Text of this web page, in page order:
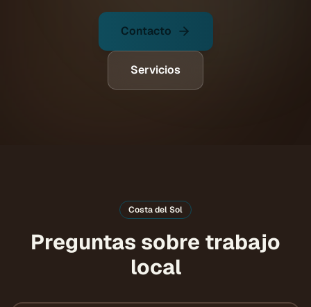
Contacto
Servicios
Costa del Sol
Preguntas sobre trabajo
local